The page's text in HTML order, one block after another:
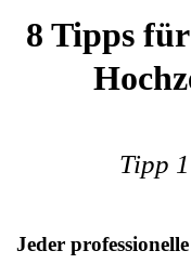
8 Tipps
Tipp
Jeder